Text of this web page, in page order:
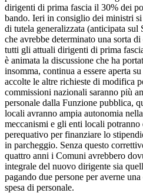
dirigenti di prima fascia il 30% dei
bando. Ieri in consiglio dei ministri
di tutela generalizzata (anticipata sul
che avrebbe determinato una sorta
tutti gli attuali dirigenti di prima
è animata la discussione che ha
insomma, continua a essere aperta
accolte le altre richieste di modifica
commissioni nazionali saranno più
personale dalla Funzione pubblica,
locali avranno ampia autonomia
meccanismi e gli enti locali potranno
perequativo per finanziare lo
in parcheggio. Senza questo
quattro anni i Comuni avrebbero
integrale del nuovo dirigente sia
pagando due persone per averne
spesa di personale.